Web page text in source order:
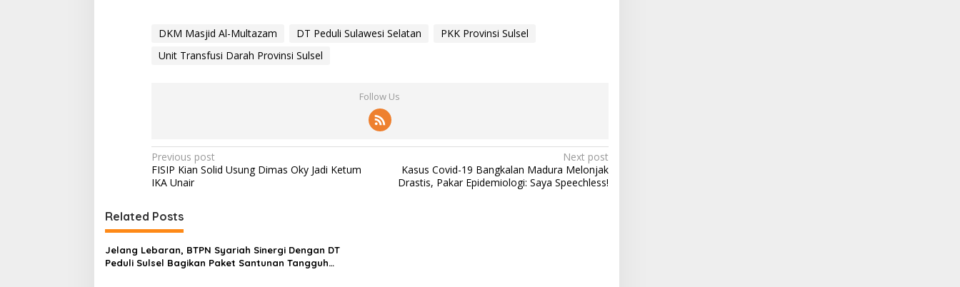
D
a
r
DKM Masjid Al-Multazam DT Peduli Sulawesi Selatan
PKK Provinsi Sulsel
Unit Transfusi Darah Provinsi Sulsel
Follow Us
P
o
t
n
a
Previous post
FISIP Kian Solid Usung Dimas Oky Jadi Ketum
IKA Unair
Next post
Kasus Covid-19 Bangkalan Madura Melonjak
Drastis, Pakar Epidemiologi: Saya Speechless!
Related Posts
Jelang Lebaran, BTPN Syariah Sinergi Dengan DT
Peduli Sulsel Bagikan Paket Santunan Tangguh